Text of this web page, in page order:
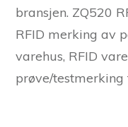
bransjen. ZQ520
RFID merking av
varehus, RFID
prøve/